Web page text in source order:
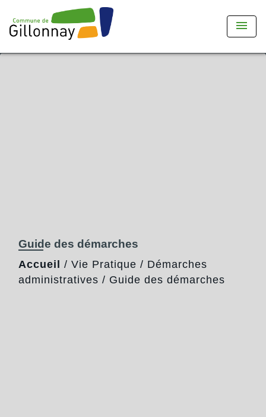
menu
Guide des démarches
Accueil / Vie Pratique / Démarches
administratives / Guide des démarches